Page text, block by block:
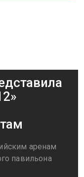
аренам
павильона